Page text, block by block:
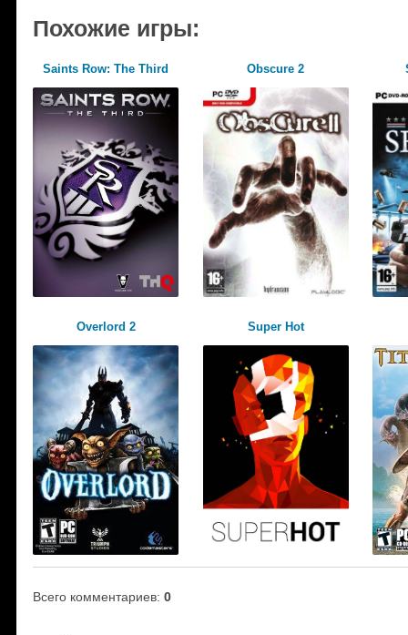
Похожие игры:
Saints Row: The Third Obscure 2
Overlord 2 Super Hot
Всего комментариев: 0